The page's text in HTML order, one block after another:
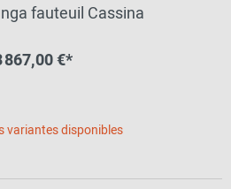
fauteuil Cassina
867,00 €*
variantes disponibles